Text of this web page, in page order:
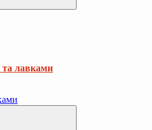
лавками